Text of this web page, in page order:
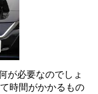
が必要なのでしょ
時間がかかるもの